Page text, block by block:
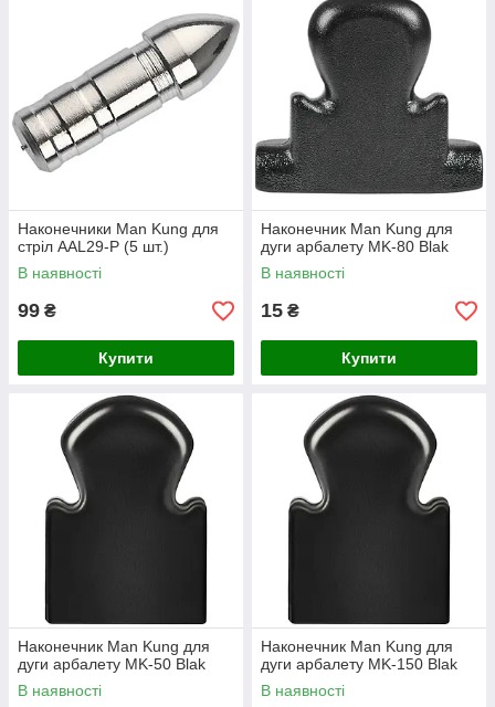
Наконечники Man Kung для
стріл AAL29-P (5 шт.)
В наявності
99 ₴
Купити
Наконечник Man Kung для
дуги арбалету MK-80 Blak
В наявності
15 ₴
Купити
Наконечник Man Kung для
дуги арбалету MK-50 Blak
В наявності
Наконечник Man Kung для
дуги арбалету MK-150 Blak
В наявності